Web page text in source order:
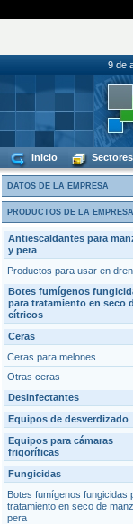
9
Inicio Sectores
DATOS DE LA EMPRESA
PRODUCTOS DE LA EMPRESA
Antiescaldantes para
y pera
Productos para usar en
Botes fumígenos
para tratamiento en seco
cítricos
Ceras
Ceras para melones
Otras ceras
Desinfectantes
Equipos de desverdizado
Equipos para cámaras
frigoríficas
Fungicidas
Botes fumígenos fungicidas
tratamiento en seco de
pera